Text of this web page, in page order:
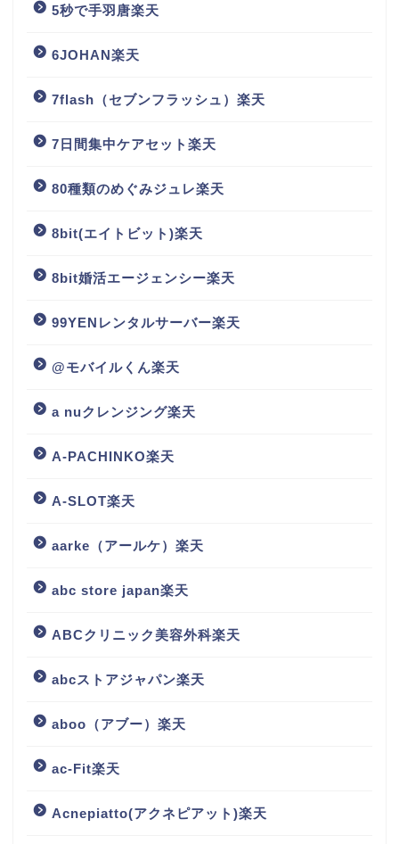
5秒で手羽唐楽天
6JOHAN楽天
7flash（セブンフラッシュ）楽天
7日間集中ケアセット楽天
80種類のめぐみジュレ楽天
8bit(エイトビット)楽天
8bit婚活エージェンシー楽天
99YENレンタルサーバー楽天
@モバイルくん楽天
a nuクレンジング楽天
A-PACHINKO楽天
A-SLOT楽天
aarke（アールケ）楽天
abc store japan楽天
ABCクリニック美容外科楽天
abcストアジャパン楽天
aboo（アブー）楽天
ac-Fit楽天
Acnepiatto(アクネピアット)楽天